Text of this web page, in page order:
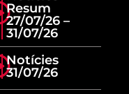
Resum
27/07/26 –
31/07/26
Notícies
31/07/26